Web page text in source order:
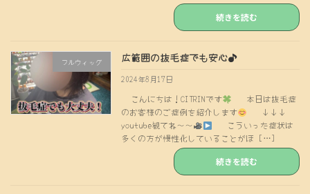
続きを読む
フルウィッグ 広範囲の抜毛症でも安心♪
2024年8月17日
こんにちは！CITRINです
本日は抜毛症
のお客様のご症例を紹介します
↓↓↓
youtube観てね〜〜
こういった症状は
多くの方が慢性化していることがほ […]
続きを読む